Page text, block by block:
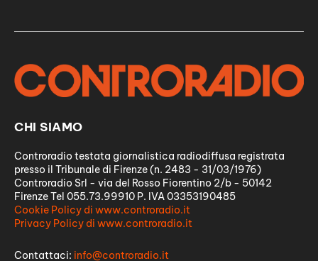
CHI SIAMO
Controradio testata giornalistica radiodiffusa registrata
presso il Tribunale di Firenze (n. 2483 - 31/03/1976)
Controradio Srl - via del Rosso Fiorentino 2/b - 50142
Firenze Tel 055.73.99910 P. IVA 03353190485
Cookie Policy di www.controradio.it
Privacy Policy di www.controradio.it
Contattaci: info@controradio.it